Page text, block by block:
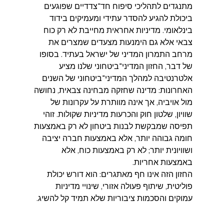
מתנגדים לתהליכי סיפוח חד־צדדיים שפוגעים
ביכולת להגיע להסדר עתידי ומעמיקים בידוד
בינלאומי. מדיניות אחראית מחייבת לא רק כוח
צבאי אלא גם הימנעות מצעדים שמצרים את
מרחב התמרון המדיני של ישראל בעתיד. בסופו
של דבר, החזון המדיני־ביטחוני שלנו מציע
אלטרנטיבה למהלך המדיני־ביטחוני של השנים
האחרונות: מדינה שחזקה מבחינה צבאית, נחושה
מול אויביה, אך אינה מוותרת על עקרונות של
שוויון, שלטון חוק והכרעות מדיניות שקולות. זוהי
תפיסה שמבקשת לבנות ביטחון לא רק באמצעות
חומה גבוהה יותר, אלא באמצעות חברה יציבה
ושוויונית יותר; לא רק באמצעות כוח, אלא
באמצעות אחריות.
החזון הזה אינו חף מאתגרים: הוא דורש יכולת
פוליטית, שיתוף פעולה אזורי, שינויי מדיניות
עמוקים והסכמות ציבוריות שלא תמיד קל להשיג.